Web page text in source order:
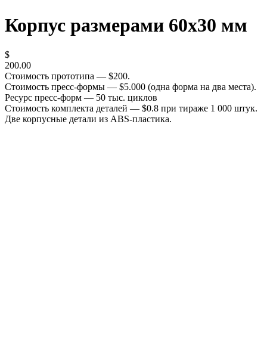
Корпус размерами 60х30 мм
$
200.00
Стоимость прототипа — $200.
Стоимость пресс-формы — $5.000 (одна форма на два места).
Ресурс пресс-форм — 50 тыс. циклов
Стоимость комплекта деталей — $0.8 при тираже 1 000 штук.
Две корпусные детали из ABS-пластика.